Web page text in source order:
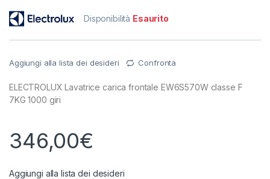
Disponibilità Esaurito
Aggiungi alla lista dei desideri Confronta
ELECTROLUX Lavatrice carica frontale EW6S570W classe F
7KG 1000 giri
346,00€
Aggiungi alla lista dei desideri